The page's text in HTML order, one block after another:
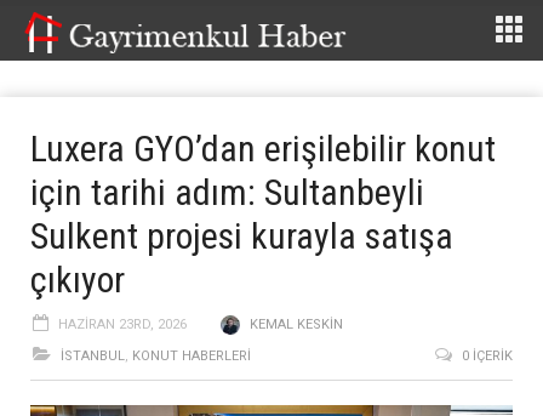
Luxera GYO’dan erişilebilir konut
için tarihi adım: Sultanbeyli
Sulkent projesi kurayla satışa
çıkıyor
HAZIRAN 23RD, 2026
KEMAL KESKIN
İSTANBUL, KONUT HABERLERI 0 İÇERIK